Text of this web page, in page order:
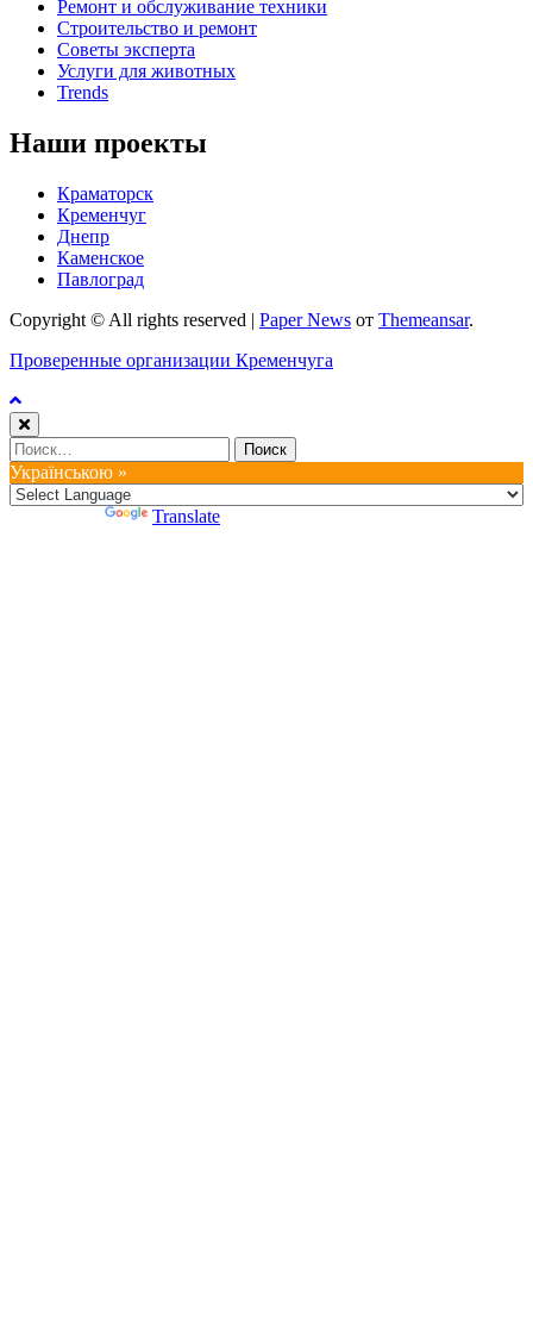
Ремонт и обслуживание техники
Строительство и ремонт
Советы эксперта
Услуги для животных
Trends
Наши проекты
Краматорск
Кременчуг
Днепр
Каменское
Павлоград
Copyright © All rights reserved | Paper News от Themeansar.
Проверенные организации Кременчуга
Найти:
Українською »
Translate